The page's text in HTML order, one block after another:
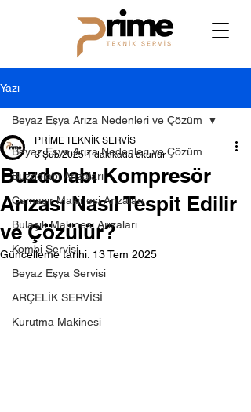
Yazı
Beyaz Eşya Arıza Nedenleri ve Çözüm
Buzdolabı Arızaları
Çamaşır Makinesi Arızaları
Bulaşık Makinesi Arızaları
Kombi Servisi
Beyaz Eşya Servisi
ARÇELİK SERVİSİ
Kurutma Makinesi
Beyaz Eşya Arıza Nedenleri ve Çözüm
Buzdolabı Kompresör
Arızası Nasıl Tespit Edilir
ve Çözülür?
PRİME TEKNİK SERVİS
3 Şub 2025 1 dakikada okunur
Güncelleme tarihi: 13 Tem 2025